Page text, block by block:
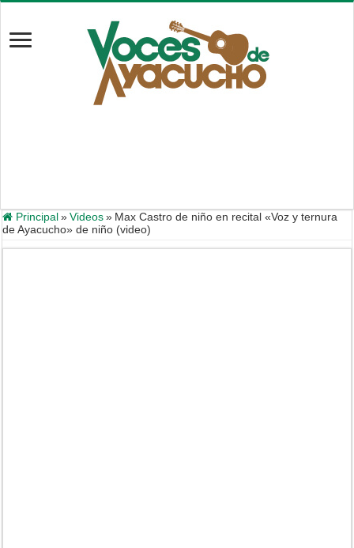
Principal » Videos » Max Castro de niño en recital «Voz y ternura
de Ayacucho» de niño (video)